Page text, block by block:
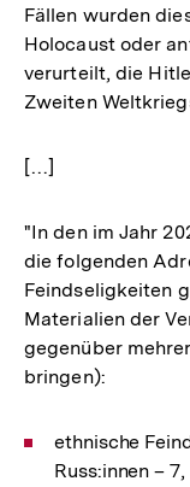
Fällen wurden
Holocaust oder
verurteilt, die
Zweiten
[…]
"In den im Jahr
die folgenden
Feindseligkeiten
Materialien der
gegenüber
bringen):
ethnische
Russ:innen –